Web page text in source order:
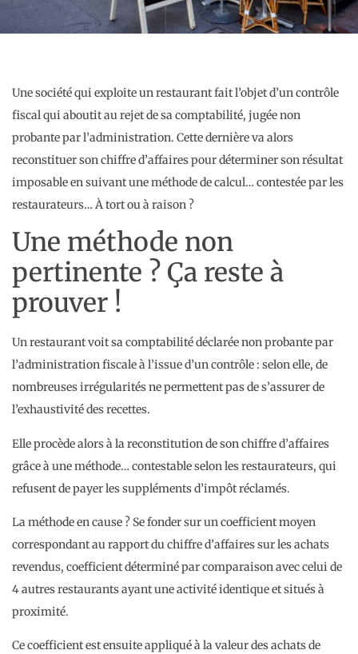
Une société qui exploite un restaurant fait l’objet d’un contrôle
fiscal qui aboutit au rejet de sa comptabilité, jugée non
probante par l’administration. Cette dernière va alors
reconstituer son chiffre d’affaires pour déterminer son résultat
imposable en suivant une méthode de calcul… contestée par les
restaurateurs… À tort ou à raison ?
Une méthode non
pertinente ? Ça reste à
prouver !
Un restaurant voit sa comptabilité déclarée non probante par
l’administration fiscale à l’issue d’un contrôle : selon elle, de
nombreuses irrégularités ne permettent pas de s’assurer de
l’exhaustivité des recettes.
Elle procède alors à la reconstitution de son chiffre d’affaires
grâce à une méthode… contestable selon les restaurateurs, qui
refusent de payer les suppléments d’impôt réclamés.
La méthode en cause ? Se fonder sur un coefficient moyen
correspondant au rapport du chiffre d’affaires sur les achats
revendus, coefficient déterminé par comparaison avec celui de
4 autres restaurants ayant une activité identique et situés à
proximité.
Ce coefficient est ensuite appliqué à la valeur des achats de